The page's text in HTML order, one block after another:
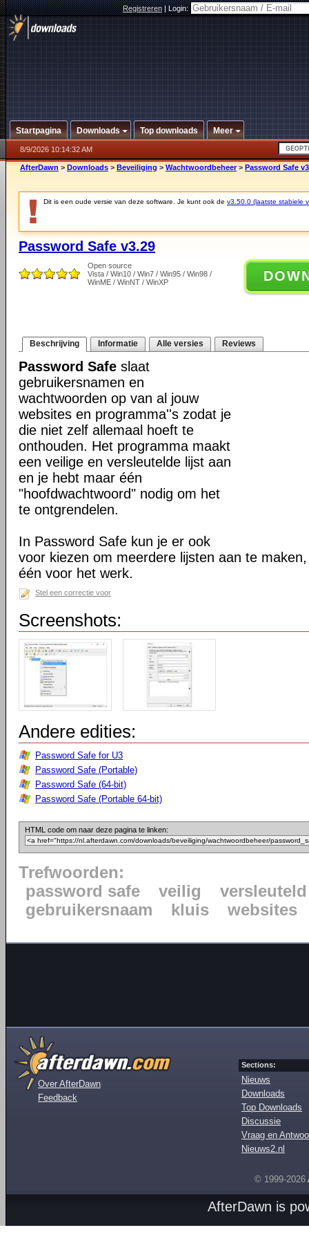
Registreren|Login:
Startpagina Downloads Top downloads Meer
8/9/2026 10:14:32 AM
AfterDawn > Downloads > Beveiliging > Wachtwoordbeheer > Password Safe
Dit is een oude versie van deze software. Je kunt ook de v3.50.0 (laatste stabiele
Password Safe v3.29
Open source
Vista / Win10 / Win7 / Win95 / Win98 /
WinME / WinNT / WinXP
Beschrijving Informatie Alle versies Reviews
Password Safe slaat
gebruikersnamen en
wachtwoorden op van al jouw
websites en programma''s zodat je
die niet zelf allemaal hoeft te
onthouden. Het programma maakt
een veilige en versleutelde lijst aan
en je hebt maar één
"hoofdwachtwoord" nodig om het
te ontgrendelen.
In Password Safe kun je er ook
voor kiezen om meerdere lijsten aan te
één voor het werk.
Stel een correctie voor
Screenshots:
Andere edities:
Password Safe for U3
Password Safe (Portable)
Password Safe (64-bit)
Password Safe (Portable 64-bit)
HTML code om naar deze pagina te linken:
Trefwoorden:
password safe
veilig
versleuteld
gebruikersnaam
kluis websites
Over AfterDawn
Feedback
Sections:
Nieuws
Downloads
Top Downloads
Discussie
Vraag en
Nieuws2.nl
© 1999-2026
AfterDawn is